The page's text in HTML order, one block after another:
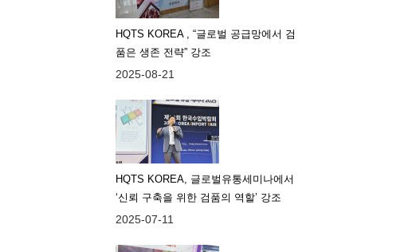
HQTS KOREA , “글로벌 공급망에서 검
품은 생존 전략” 강조
2025-08-21
HQTS KOREA, 글로벌유통세미나에서
‘신뢰 구축을 위한 검품의 역할’ 강조
2025-07-11